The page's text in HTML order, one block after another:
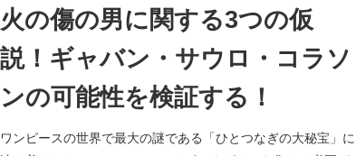
火の傷の男に関する3つの仮
説！ギャバン・サウロ・コラソ
ンの可能性を検証する！
ワンピースの世界で最大の謎である「ひとつなぎの大秘宝」に